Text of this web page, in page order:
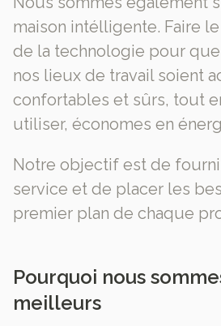
maison intélligente. Faire
de la technologie pour
nos lieux de travail soient
confortables et sûrs, tout
utiliser, économes en
Notre objectif est de
service et de placer les
premier plan de chaque
Pourquoi nous
meilleurs